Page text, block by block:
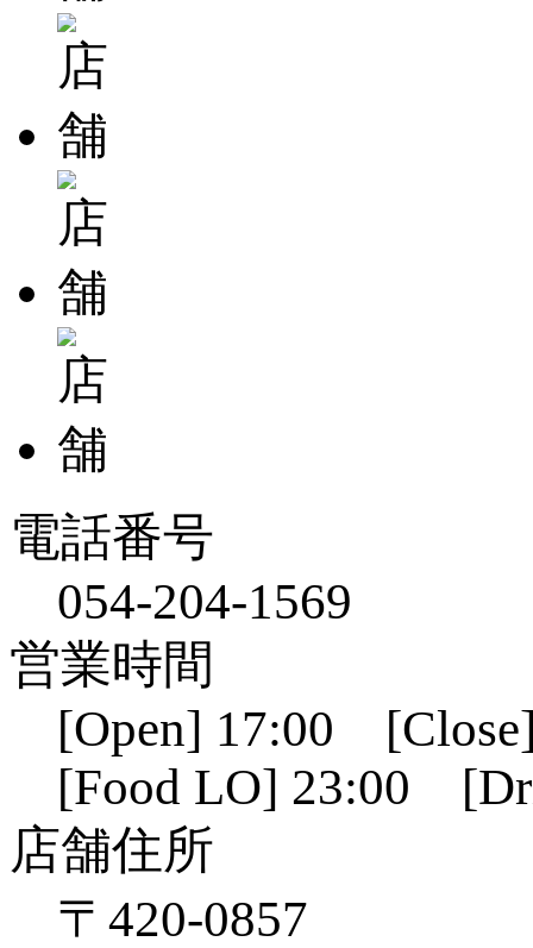
電話番号
054-204-1569
営業時間
[Open] 17:00
[Food LO] 23:00
店舗住所
〒420-0857